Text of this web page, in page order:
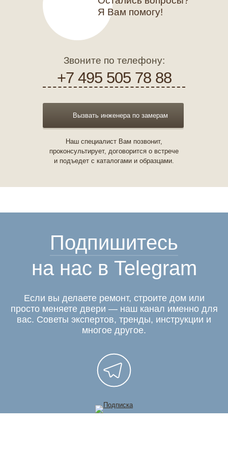
Я Вам помогу!
Звоните по телефону:
+7 495 505 78 88
Вызвать инженера по замерам
Наш специалист Вам позвонит,
проконсультирует, договорится о встрече
и подъедет с каталогами и образцами.
Подпишитесь
на нас в Telegram
Если вы делаете ремонт, строите дом или
просто меняете двери — наш канал именно для
вас. Советы экспертов, тренды, инструкции и
многое другое.